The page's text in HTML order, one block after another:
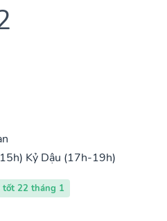
Kỷ Dậu (17h-19h)
tốt 22 tháng 1